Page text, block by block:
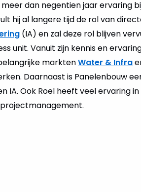
dan negentien jaar ervaring
hij al langere tijd de rol van
(IA) en zal deze rol blijven
unit. Vanuit zijn kennis en
marktenWater & Infra
Daarnaast is Panelenbouw
IA. Ook Roel heeft veel ervaring